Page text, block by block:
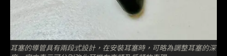
耳塞的導管具有兩段式設計，在安裝耳塞時，可略為調整耳塞的深